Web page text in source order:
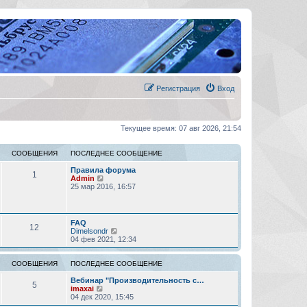
Вход
Регистрация
Текущее время: 07 авг 2026, 21:54
СООБЩЕНИЯ ПОСЛЕДНЕЕ СООБЩЕНИЕ
1
Правила форума
Admin
е
и
к
п
о
с
л
е
н
е
25 мар 2016, 16:57
12
FAQ
Dimelsondr
е
р
е
й
т
и
п
о
04 фев 2021, 12:34
СООБЩЕНИЯ ПОСЛЕДНЕЕ СООБЩЕНИЕ
5
Вебинар "Производительность с…
imaxai
е
р
04 дек 2020, 15:45